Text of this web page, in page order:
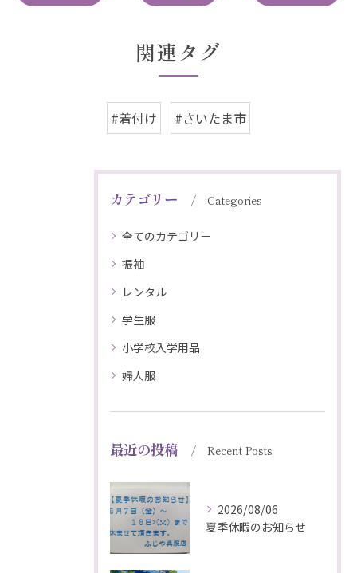
関連タグ
#着付け #さいたま市
カテゴリー Categories
全てのカテゴリー
振袖
レンタル
学生服
小学校入学用品
婦人服
最近の投稿 Recent Posts
2026/08/06
夏季休暇のお知らせ